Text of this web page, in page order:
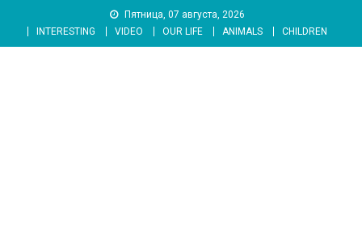
content
Пятница, 07 августа, 2026
INTERESTING
VIDEO OUR LIFE ANIMALS CHILDREN